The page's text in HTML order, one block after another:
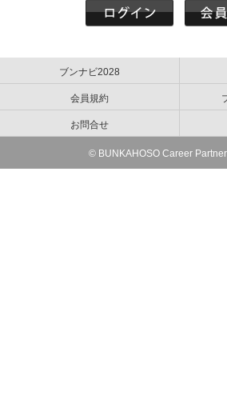
ブンナビ2028
会員規約
お問合せ
© BUNKAHOSO Career